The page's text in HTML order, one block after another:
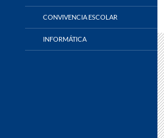
CONVIVENCIA ESCOLAR
INFORMÁTICA